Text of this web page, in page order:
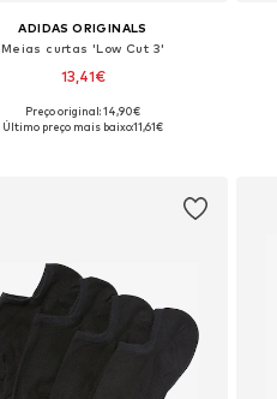
ADIDAS ORIGINALS
Meias curtas 'Low Cut 3'
13,41€
em vários tamanhos
Preço original: 14,90€
Último preço mais baixo:11,61€